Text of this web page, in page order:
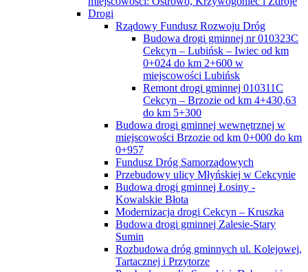
Drogi
Rządowy Fundusz Rozwoju Dróg
Budowa drogi gminnej nr 010323C
Cekcyn – Lubińsk – Iwiec od km
0+024 do km 2+600 w
miejscowości Lubińsk
Remont drogi gminnej 010311C
Cekcyn – Brzozie od km 4+430,63
do km 5+300
Budowa drogi gminnej wewnętrznej w
miejscowości Brzozie od km 0+000 do km
0+957
Fundusz Dróg Samorządowych
Przebudowy ulicy Młyńskiej w Cekcynie
Budowa drogi gminnej Łosiny -
Kowalskie Błota
Modernizacja drogi Cekcyn – Kruszka
Budowa drogi gminnej Zalesie-Stary
Sumin
Rozbudowa dróg gminnych ul. Kolejowej,
Tartacznej i Przytorze